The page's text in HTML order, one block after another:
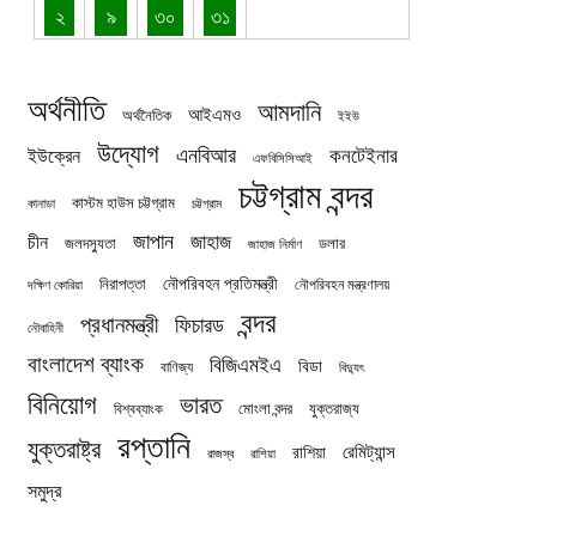
২ ৯ ৩০ ৩১
অর্থনীতি অর্থনৈতিক আইএমও আমদানি ইইউ
ইউক্রেন উদ্যোগ এনবিআর এফবিসিসিআই কনটেইনার
কানাডা কাস্টম হাউস চট্টগ্রাম চট্টগ্রাম চট্টগ্রাম বন্দর
চীন জলদস্যুতা জাপান জাহাজ জাহাজ নির্মাণ ডলার
দক্ষিণ কোরিয়া নিরাপত্তা নৌপরিবহন প্রতিমন্ত্রী নৌপরিবহন মন্ত্রণালয়
নৌবাহিনী প্রধানমন্ত্রী ফিচারড বন্দর
বাংলাদেশ ব্যাংক বাণিজ্য বিজিএমইএ বিডা বিদ্যুৎ
বিনিয়োগ বিশ্বব্যাংক ভারত মোংলা বন্দর যুক্তরাজ্য
যুক্তরাষ্ট্র রপ্তানি রাজস্ব রাশিয়া রাশিয়া রেমিট্যান্স
সমুদ্র